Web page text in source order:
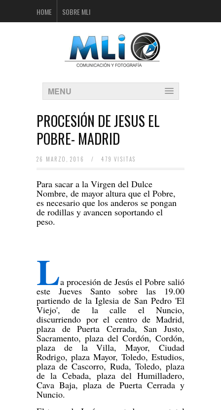
HOME SOBRE MLI
MENU
PROCESIÓN DE JESUS EL
POBRE- MADRID
26 MARZO, 2016 / 479 VISITAS
Para sacar a la Virgen del Dulce
Nombre, de mayor altura que el Pobre,
es necesario que los anderos se pongan
de rodillas y avancen soportando el
peso.
La procesión de Jesús el Pobre salió
este Jueves Santo sobre las 19.00
partiendo de la Iglesia de San Pedro 'El
Viejo', de la calle el Nuncio,
discurriendo por el centro de Madrid,
plaza de Puerta Cerrada, San Justo,
Sacramento, plaza del Cordón, Cordón,
plaza de la Villa, Mayor, Ciudad
Rodrigo, plaza Mayor, Toledo, Estudios,
plaza de Cascorro, Ruda, Toledo, plaza
de la Cebada, plaza del Humilladero,
Cava Baja, plaza de Puerta Cerrada y
Nuncio.